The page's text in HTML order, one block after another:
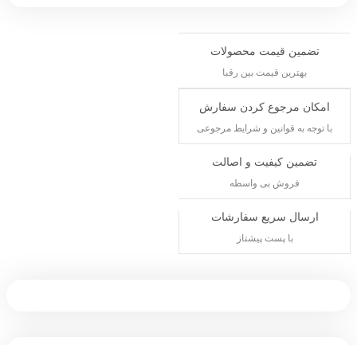
قیمت محصولات
قیمت بین رقبا
مرجوع کردن سفارش
به قوانین و شرایط مرجوعی
کیفیت و اصالت
فروش بی واسطه
سریع سفارشات
با پست پیشتاز